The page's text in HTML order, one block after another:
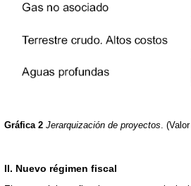
Gráfica 2 Jerarquización de proyectos.
II. Nuevo régimen fiscal